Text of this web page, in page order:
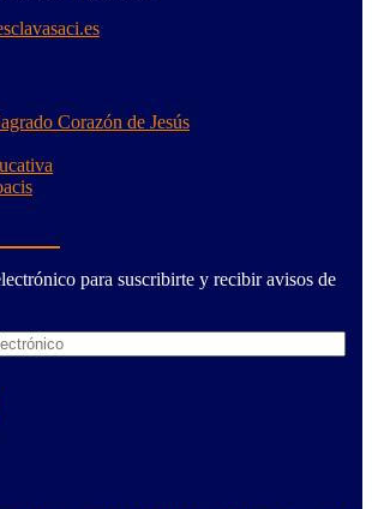
Corazón de Jesús
para suscribirte y recibir avisos de